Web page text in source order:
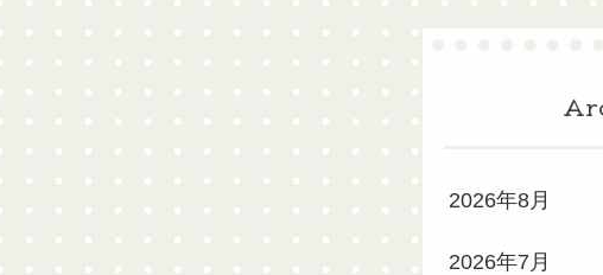
2026年8月
2026年7月